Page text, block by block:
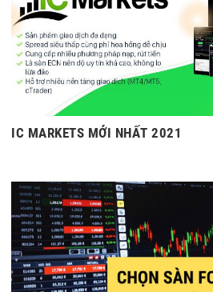
IC MARKETS MỚI NHẤT 2021